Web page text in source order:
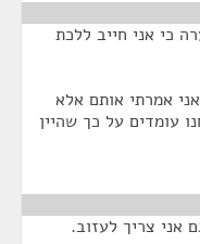
כי אני חייב ללכת
אמרתי אותם אלא
עומדים על כך שהיין
אני צריך לעזוב.